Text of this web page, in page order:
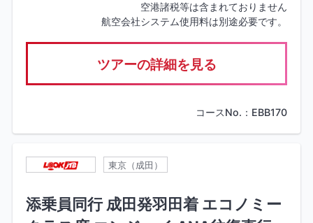
空港諸税等は含まれておりません
航空会社システム使用料は別途必要です。
ツアーの詳細を見る
コースNo.：EBB170
東京（成田）
添乗員同行 成田発羽田着 エコノミー